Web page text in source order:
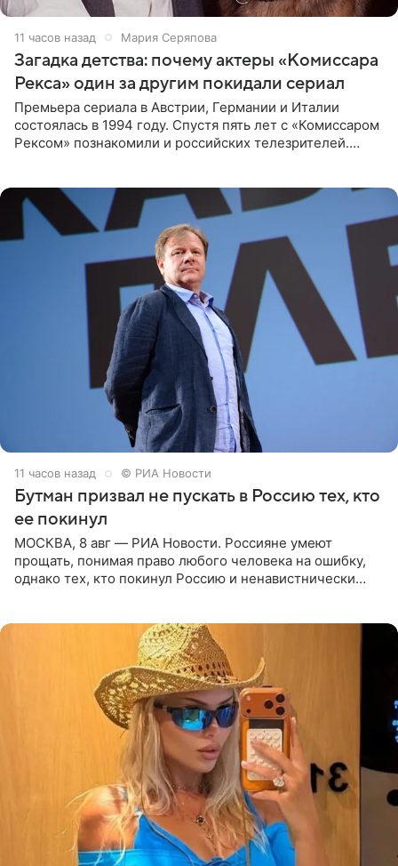
11 часов назад Мария Серяпова
Загадка детства: почему актеры «Комиссара
Рекса» один за другим покидали сериал
Премьера сериала в Австрии, Германии и Италии
состоялась в 1994 году. Спустя пять лет с «Комиссаром
Рексом» познакомили и российских телезрителей.
11 часов назад © РИА Новости
Бутман призвал не пускать в Россию тех, кто
ее покинул
МОСКВА, 8 авг — РИА Новости. Россияне умеют
прощать, понимая право любого человека на ошибку,
однако тех, кто покинул Россию и ненавистнически